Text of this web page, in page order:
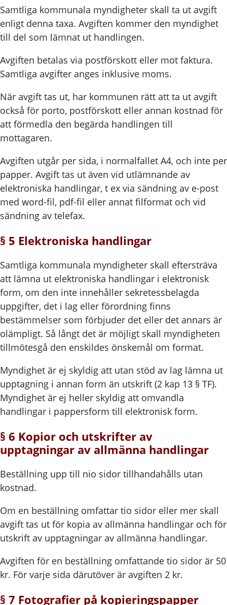
Samtliga kommunala myndigheter skall ta ut avgift
enligt denna taxa. Avgiften kommer den myndighet
till del som lämnat ut handlingen.
Avgiften betalas via postförskott eller mot faktura.
Samtliga avgifter anges inklusive moms.
När avgift tas ut, har kommunen rätt att ta ut avgift
också för porto, postförskott eller annan kostnad för
att förmedla den begärda handlingen till
mottagaren.
Avgiften utgår per sida, i normalfallet A4, och inte per
papper. Avgift tas ut även vid utlämnande av
elektroniska handlingar, t ex via sändning av e-post
med word-fil, pdf-fil eller annat filformat och vid
sändning av telefax.
§ 5 Elektroniska handlingar
Samtliga kommunala myndigheter skall eftersträva
att lämna ut elektroniska handlingar i elektronisk
form, om den inte innehåller sekretessbelagda
uppgifter, det i lag eller förordning finns
bestämmelser som förbjuder det eller det annars är
olämpligt. Så långt det är möjligt skall myndigheten
tillmötesgå den enskildes önskemål om format.
Myndighet är ej skyldig att utan stöd av lag lämna ut
upptagning i annan form än utskrift (2 kap 13 § TF).
Myndighet är ej heller skyldig att omvandla
handlingar i pappersform till elektronisk form.
§ 6 Kopior och utskrifter av
upptagningar av allmänna handlingar
Beställning upp till nio sidor tillhandahålls utan
kostnad.
Om en beställning omfattar tio sidor eller mer skall
avgift tas ut för kopia av allmänna handlingar och för
utskrift av upptagningar av allmänna handlingar.
Avgiften för en beställning omfattande tio sidor är 50
kr. För varje sida därutöver är avgiften 2 kr.
§ 7 Fotografier på kopieringspapper